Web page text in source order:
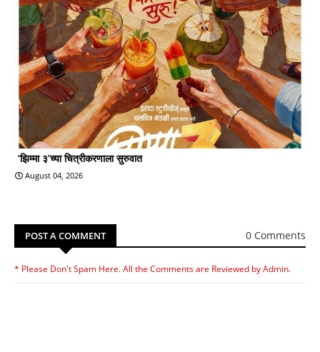
‘झिम्मा ३’च्या चित्रीकरणाला सुरुवात
August 04, 2026
POST A COMMENT 0 Comments
* Please Don't Spam Here. All the Comments are Reviewed by Admin.